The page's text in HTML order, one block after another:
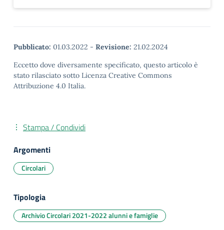
Pubblicato: 01.03.2022 - Revisione: 21.02.2024
Eccetto dove diversamente specificato, questo articolo è
stato rilasciato sotto Licenza Creative Commons
Attribuzione 4.0 Italia.
Stampa / Condividi
Argomenti
Circolari
Tipologia
Archivio Circolari 2021-2022 alunni e famiglie